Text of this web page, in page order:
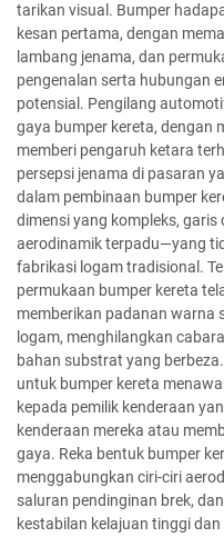
tarikan visual. Bumper
kesan pertama, dengan
lambang jenama, dan
pengenalan serta hubungan
potensial. Pengilang
gaya bumper kereta, dengan
memberi pengaruh ketara
persepsi jenama di pasaran
dalam pembinaan bumper
dimensi yang kompleks, garis
aerodinamik terpadu—yang
fabrikasi logam tradisional.
permukaan bumper kereta
memberikan padanan warna
logam, menghilangkan
bahan substrat yang
untuk bumper kereta
kepada pemilik kenderaan
kenderaan mereka atau
gaya. Reka bentuk bumper
menggabungkan ciri-ciri
saluran pendinginan brek,
kestabilan kelajuan tinggi